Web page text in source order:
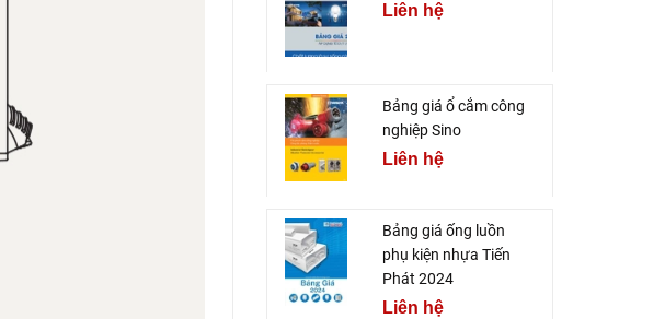
Liên hệ
Bảng giá ổ cắm công
nghiệp Sino
Liên hệ
Bảng giá ống luồn
phụ kiện nhựa Tiến
Phát 2024
Liên hệ